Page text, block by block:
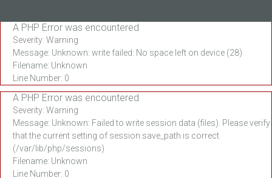
A PHP Error was encountered
Severity: Warning
Message: Unknown: write failed: No space left on device (28)
Filename: Unknown
Line Number: 0
A PHP Error was encountered
Severity: Warning
Message: Unknown: Failed to write session data (files). Please verify
that the current setting of session.save_path is correct
(/var/lib/php/sessions)
Filename: Unknown
Line Number: 0